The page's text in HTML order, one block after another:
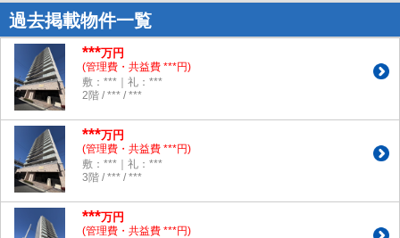
過去掲載物件一覧
***万円
(管理費・共益費 ***円)
敷：***｜礼：***
2階 / *** / ***
***万円
(管理費・共益費 ***円)
敷：***｜礼：***
3階 / *** / ***
***万円
(管理費・共益費 ***円)